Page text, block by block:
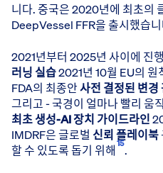
니다. 중국은 2020년에 최초의
DeepVessel FFR을 출시했습
2021년부터 2025년 사이에 진
러닝 실습2021년 10월 EU의 원
FDA의 최종안사전 결정된 변경
그리고 - 국경이 얼마나 빨리 움
최초 생성-AI 장치 가이드라인
IMDRF은 글로벌 신뢰 플레이북
할 수 있도록 돕기 위해 15.